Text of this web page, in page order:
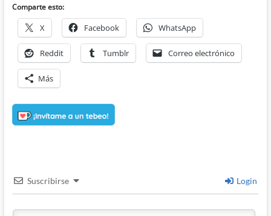
Comparte esto:
X Facebook WhatsApp
Reddit Tumblr Correo electrónico
Más
Suscribirse Login